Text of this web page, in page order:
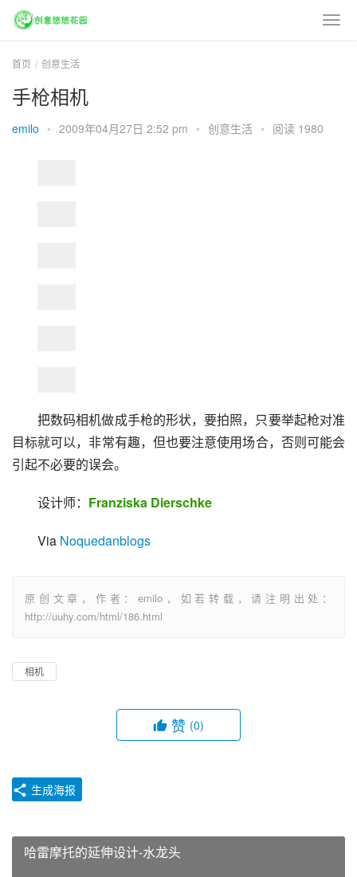
首页 创意生活
手枪相机
emilo • 2009年04月27日 2:52 pm • 创意生活 • 阅读 1980
把数码相机做成手枪的形状，要拍照，只要举起枪对准
目标就可以，非常有趣，但也要注意使用场合，否则可能会
引起不必要的误会。
设计师： Franziska Dierschke
Via Noquedanblogs
原创文章，作者：emilo，如若转载，请注明出处：
http://uuhy.com/html/186.html
相机
赞 (0)
生成海报
哈雷摩托的延伸设计-水龙头